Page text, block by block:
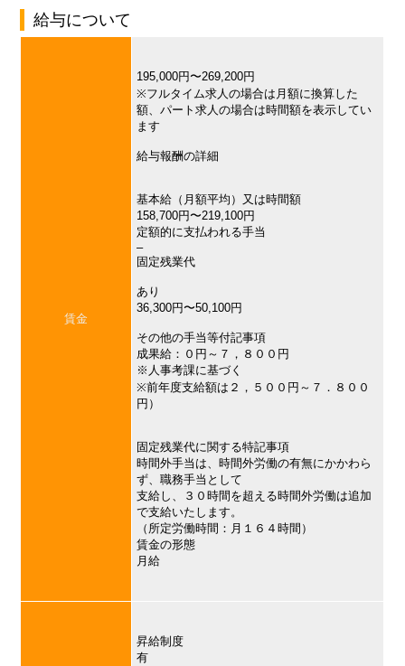
給与について
賃金
195,000円〜269,200円
※フルタイム求人の場合は月額に換算した
額、パート求人の場合は時間額を表示してい
ます
給与報酬の詳細
基本給（月額平均）又は時間額
158,700円〜219,100円
定額的に支払われる手当
–
固定残業代
あり
36,300円〜50,100円
その他の手当等付記事項
成果給：０円～７，８００円
※人事考課に基づく
※前年度支給額は２，５００円～７．８００
円）
固定残業代に関する特記事項
時間外手当は、時間外労働の有無にかかわら
ず、職務手当として
支給し、３０時間を超える時間外労働は追加
で支給いたします。
（所定労働時間：月１６４時間）
賃金の形態
月給
昇給制度
有